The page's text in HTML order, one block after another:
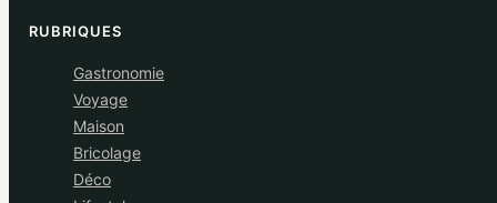
RUBRIQUES
Gastronomie
Voyage
Maison
Bricolage
Déco